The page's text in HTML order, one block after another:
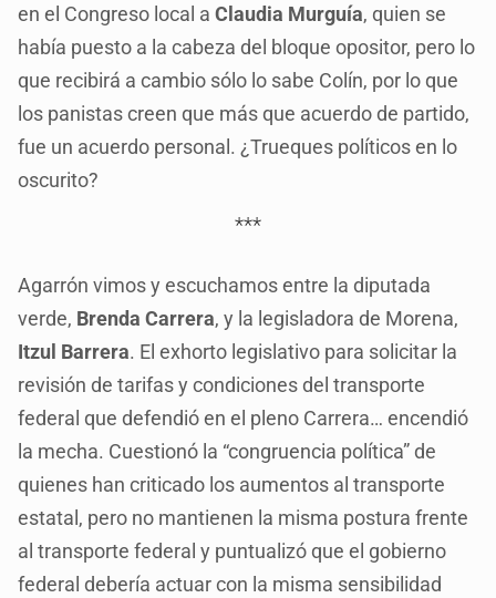
en el Congreso local aClaudia Murguía, quien se
había puesto a la cabeza del bloque opositor, pero lo
que recibirá a cambio sólo lo sabe Colín, por lo que
los panistas creen que más que acuerdo de partido,
fue un acuerdo personal. ¿Trueques políticos en lo
oscurito?
***
Agarrón vimos y escuchamos entre la diputada
verde, Brenda Carrera, y la legisladora de Morena,
Itzul Barrera. El exhorto legislativo para solicitar la
revisión de tarifas y condiciones del transporte
federal que defendió en el pleno Carrera… encendió
la mecha. Cuestionó la “congruencia política” de
quienes han criticado los aumentos al transporte
estatal, pero no mantienen la misma postura frente
al transporte federal y puntualizó que el gobierno
federal debería actuar con la misma sensibilidad